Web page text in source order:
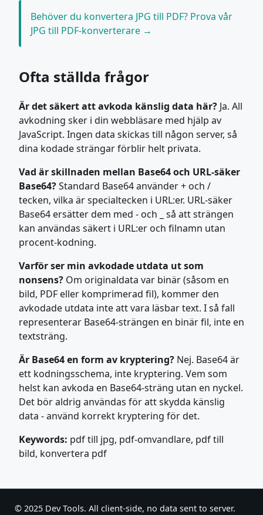
Behöver du konvertera JPG till PDF? Prova vår
JPG till PDF-konverterare →
Ofta ställda frågor
Är det säkert att avkoda känslig data här? Ja. All
avkodning sker i din webbläsare med hjälp av
JavaScript. Ingen data skickas till någon server, så
dina kodade strängar förblir helt privata.
Vad är skillnaden mellan Base64 och URL-säker
Base64?Standard Base64 använder + och /
tecken, vilka är specialtecken i URL:er. URL-säker
Base64 ersätter dem med - och _ så att strängen
kan användas säkert i URL:er och filnamn utan
procent-kodning.
Varför ser min avkodade utdata ut som
nonsens? Om originaldata var binär (såsom en
bild, PDF eller komprimerad fil), kommer den
avkodade utdata inte att vara läsbar text. I så fall
representerar Base64-strängen en binär fil, inte en
textsträng.
Är Base64 en form av kryptering? Nej. Base64 är
ett kodningsschema, inte kryptering. Vem som
helst kan avkoda en Base64-sträng utan en nyckel.
Det bör aldrig användas för att skydda känslig
data - använd korrekt kryptering för det.
Keywords: pdf till jpg, pdf-omvandlare, pdf till
bild, konvertera pdf
© 2025 Dev Tools. All client-side, no data sent to server.